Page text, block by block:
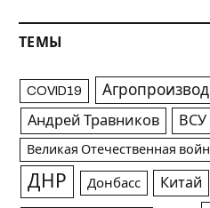
ТЕМЫ
COVID19
Андрей Травников ВСУ
Великая Отечественная
ДНР Донбасс Китай